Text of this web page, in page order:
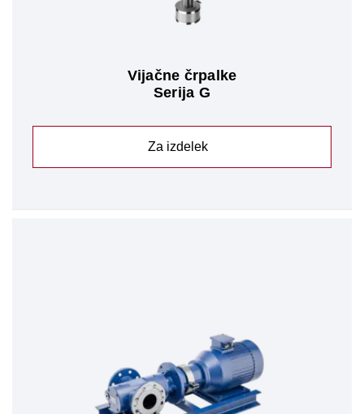
Vijačne črpalke
Serija G
Za izdelek